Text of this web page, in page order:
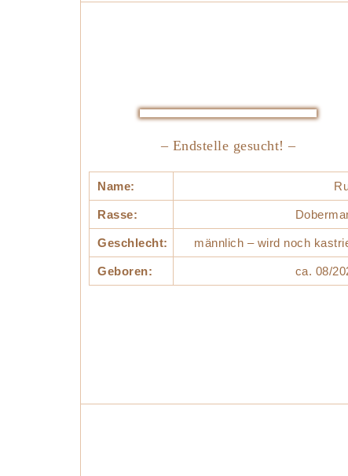
– Endstelle gesucht! –
Name:
Rasse:
Geschlecht: männlich – wird noch
Geboren: ca. 08/